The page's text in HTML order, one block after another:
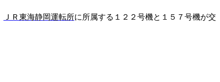
ＪＲ 東海静岡運転所に所属する１２２号機と１５７号機が交